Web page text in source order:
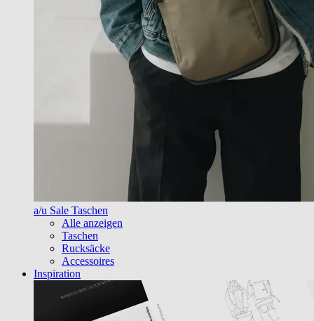
a/u Sale Taschen
Alle anzeigen
Taschen
Rucksäcke
Accessoires
Inspiration